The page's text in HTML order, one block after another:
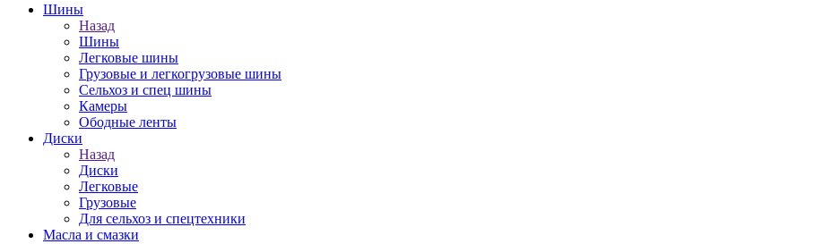
Шины
Назад
Шины
Легковые шины
Грузовые и легкогрузовые шины
Сельхоз и спец шины
Камеры
Ободные ленты
Диски
Назад
Диски
Легковые
Грузовые
Для сельхоз и спецтехники
Масла и смазки